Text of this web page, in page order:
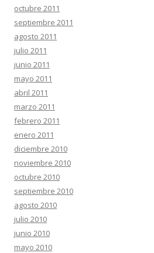
octubre 2011
septiembre 2011
agosto 2011
julio 2011
junio 2011
mayo 2011
abril 2011
marzo 2011
febrero 2011
enero 2011
diciembre 2010
noviembre 2010
octubre 2010
septiembre 2010
agosto 2010
julio 2010
junio 2010
mayo 2010